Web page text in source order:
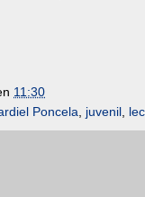
11:30
Poncela juvenil